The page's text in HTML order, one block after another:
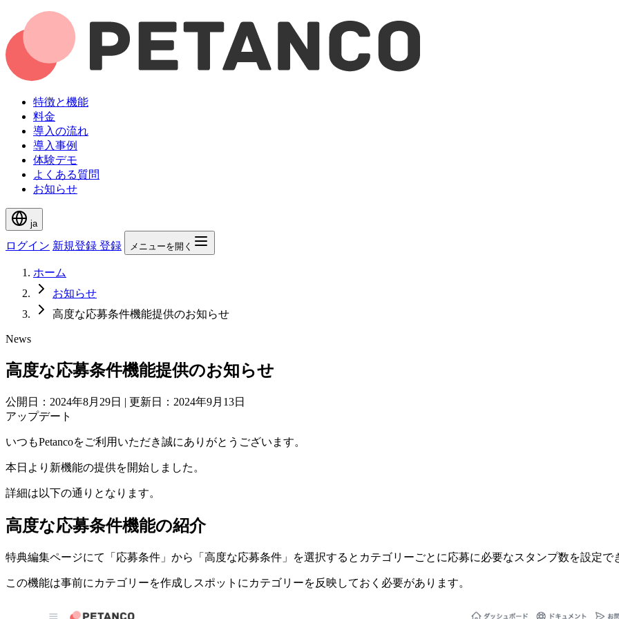
特徴と機能
料金
導入の流れ
導入事例
体験デモ
よくある質問
お知らせ
ja
ログイン 新規登録 登録 メニューを開く
ホーム
お知らせ
高度な応募条件機能提供のお知らせ
News
高度な応募条件機能提供のお知らせ
公開日：2024年8月29日 | 更新日：2024年9月13日
アップデート
いつもPetancoをご利用いただき誠にありがとうございます。
本日より新機能の提供を開始しました。
詳細は以下の通りとなります。
高度な応募条件機能の紹介
特典編集ページにて「応募条件」から「高度な応募条件」を選択するとカテゴリーごとに応募に必要なスタンプ数を設定で
この機能は事前にカテゴリーを作成しスポットにカテゴリーを反映しておく必要があります。